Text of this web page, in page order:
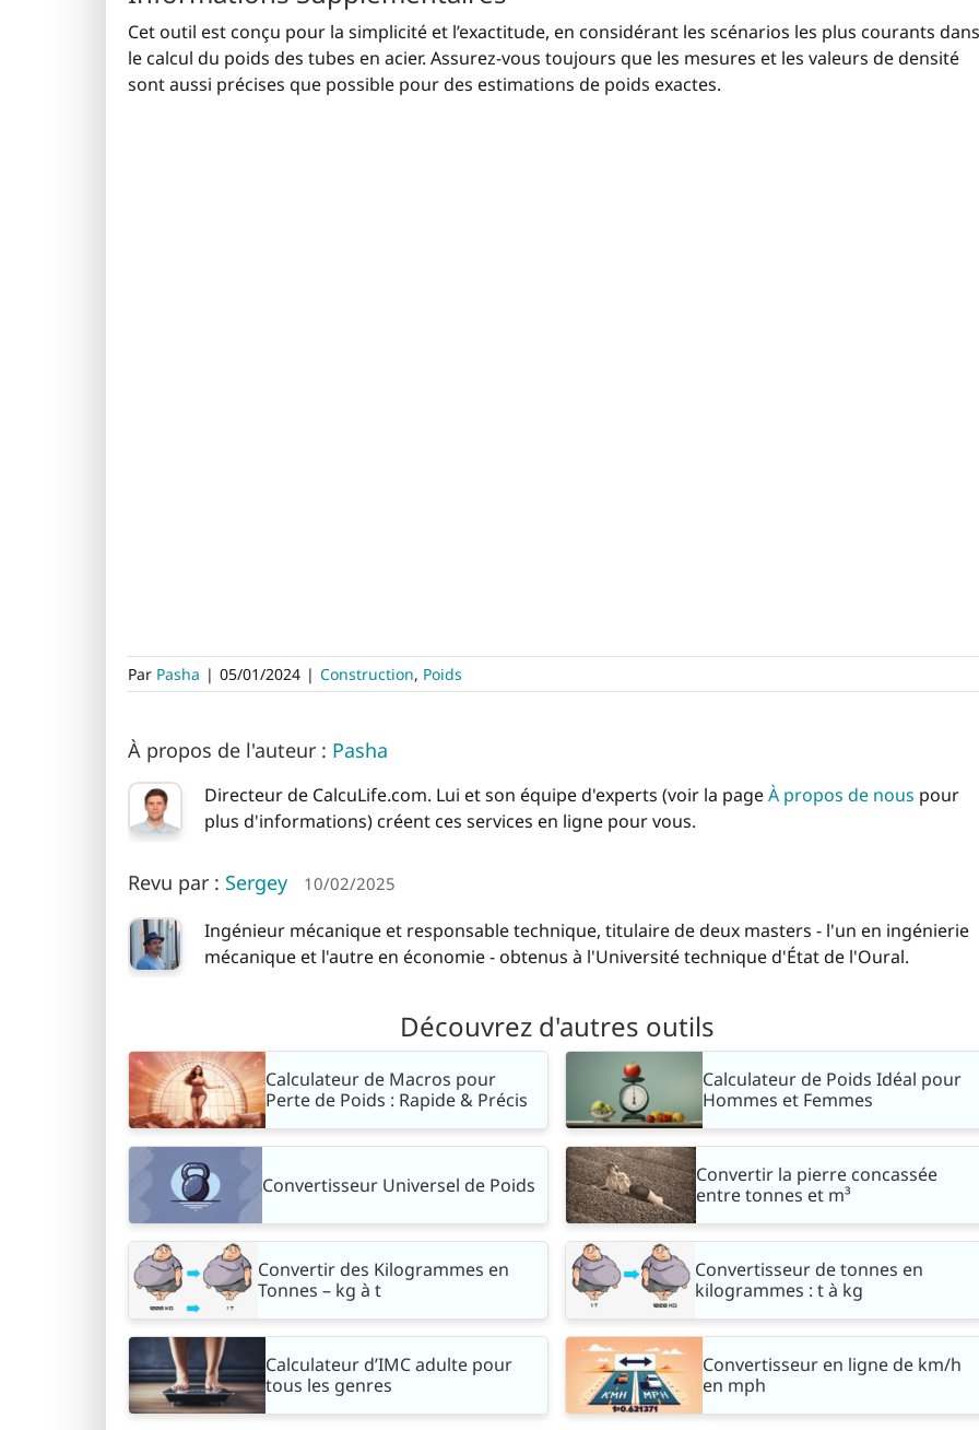
Cet outil est conçu pour la simplicité et l’exactitude, en considérant les scénarios les plus courants dans
le calcul du poids des tubes en acier. Assurez-vous toujours que les mesures et les valeurs de densité
sont aussi précises que possible pour des estimations de poids exactes.
Par Pasha | 05/01/2024 | Construction, Poids
À propos de l'auteur : Pasha
Directeur de CalcuLife.com. Lui et son équipe d'experts (voir la pageÀ propos de nous pour
plus d'informations) créent ces services en ligne pour vous.
Revu par : Sergey 10/02/2025
Ingénieur mécanique et responsable technique, titulaire de deux masters - l'un en ingénierie
mécanique et l'autre en économie - obtenus à l'Université technique d'État de l'Oural.
Découvrez d'autres outils
Calculateur de Macros pour
Perte de Poids : Rapide & Précis
Calculateur de Poids Idéal pour
Hommes et Femmes
Convertisseur Universel de Poids
Convertir la pierre concassée
entre tonnes et m³
Convertir des Kilogrammes en
Tonnes – kg à t
Convertisseur de tonnes en
kilogrammes : t à kg
Calculateur d’IMC adulte pour
tous les genres
Convertisseur en ligne de km/h
en mph